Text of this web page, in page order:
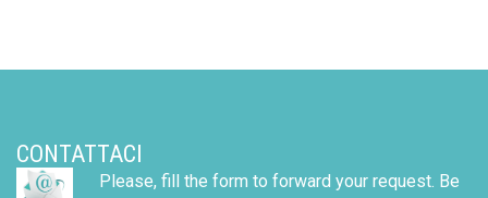
CONTATTACI
Please, fill the form to forward your request. Be